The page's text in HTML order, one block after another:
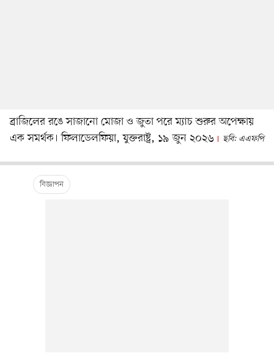
ব্রাজিলের রঙে সাজানো মোজা ও জুতা পরে ম্যাচ শুরুর অপেক্ষায়
এক সমর্থক। ফিলাডেলফিয়া, যুক্তরাষ্ট্র, ১৯ জুন ২০২৬
ছবি: এএফপি